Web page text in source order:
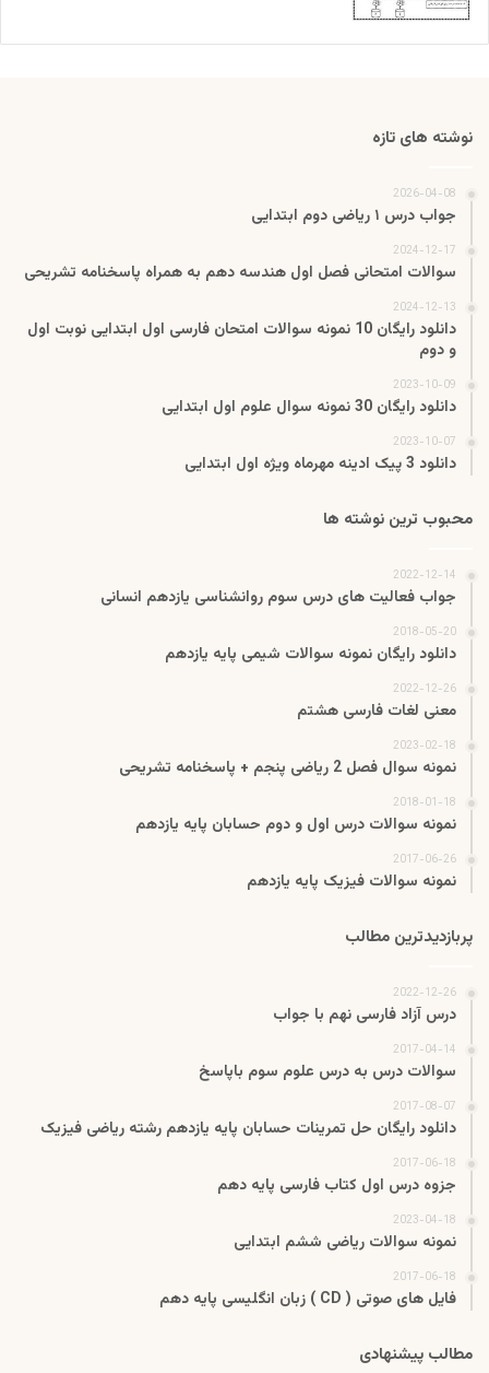
نوشته های تازه
2026-04-08
جواب درس ۱ ریاضی دوم ابتدایی
2024-12-17
سوالات امتحانی فصل اول هندسه دهم به همراه پاسخنامه تشریحی
2024-12-13
دانلود رایگان 10 نمونه سوالات امتحان فارسی اول ابتدایی نوبت اول
و دوم
2023-10-09
دانلود رایگان 30 نمونه سوال علوم اول ابتدایی
2023-10-07
دانلود 3 پیک ادینه مهرماه ویژه اول ابتدایی
محبوب ترین نوشته ها
2022-12-14
جواب فعالیت های درس سوم روانشناسی یازدهم انسانی
2018-05-20
دانلود رایگان نمونه سوالات شیمی پایه یازدهم
2022-12-26
معنی لغات فارسی هشتم
2023-02-18
نمونه سوال فصل 2 ریاضی پنجم + پاسخنامه تشریحی
2018-01-18
نمونه سوالات درس اول و دوم حسابان پایه یازدهم
2017-06-26
نمونه سوالات فیزیک پایه یازدهم
پربازدیدترین مطالب
2022-12-26
درس آزاد فارسی نهم با جواب
2017-04-14
سوالات درس به درس علوم سوم باپاسخ
2017-08-07
دانلود رایگان حل تمرینات حسابان پایه یازدهم رشته ریاضی فیزیک
2017-06-18
جزوه درس اول کتاب فارسی پایه دهم
2023-04-18
نمونه سوالات ریاضی ششم ابتدایی
2017-06-18
فایل های صوتی ( CD ) زبان انگلیسی پایه دهم
مطالب پیشنهادی